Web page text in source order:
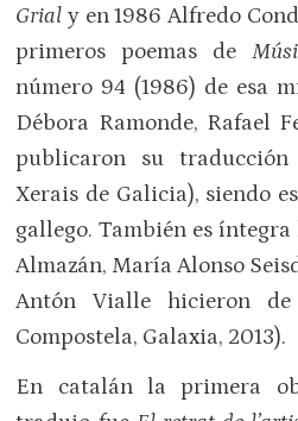
Grialy en 1986 Alfredo
primeros poemas de
número 94 (1986) de esa
Débora Ramonde, Rafael
publicaron su traducción
Xerais de Galicia), siendo
gallego. También es
Almazán, María Alonso
Antón Vialle hicieron de
Compostela, Galaxia, 2013).
En catalán la primera